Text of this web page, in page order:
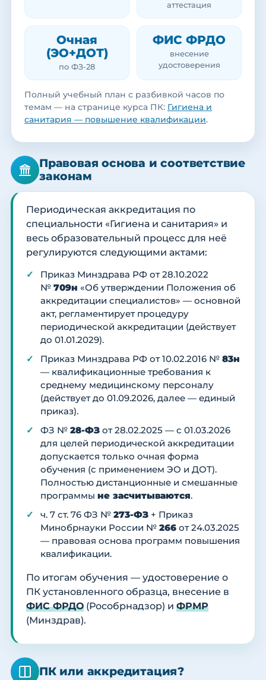
аттестация
Очная
(ЭО+ДОТ)
по ФЗ-28
ФИС ФРДО
внесение
удостоверения
Полный учебный план с разбивкой часов по
темам — на странице курса ПК: Гигиена и
санитария — повышение квалификации.
Правовая основа и соответствие
законам
Периодическая аккредитация по
специальности «Гигиена и санитария» и
весь образовательный процесс для неё
регулируются следующими актами:
Приказ Минздрава РФ от 28.10.2022
№ 709н «Об утверждении Положения об
аккредитации специалистов» — основной
акт, регламентирует процедуру
периодической аккредитации (действует
до 01.01.2029).
Приказ Минздрава РФ от 10.02.2016 № 83н
— квалификационные требования к
среднему медицинскому персоналу
(действует до 01.09.2026, далее — единый
приказ).
ФЗ № 28-ФЗ от 28.02.2025 — с 01.03.2026
для целей периодической аккредитации
допускается только очная форма
обучения (с применением ЭО и ДОТ).
Полностью дистанционные и смешанные
программы не засчитываются.
ч. 7 ст. 76 ФЗ № 273-ФЗ + Приказ
Минобрнауки России № 266 от 24.03.2025
— правовая основа программ повышения
квалификации.
По итогам обучения — удостоверение о
ПК установленного образца, внесение в
ФИС ФРДО (Рособрнадзор) и ФРМР
(Минздрав).
ПК или аккредитация?